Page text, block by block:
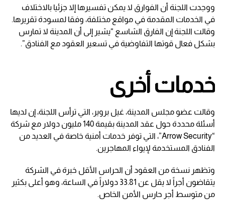
ووجدت اللجنة أن الفوارق لا يمكن تفسيرها إلا جزئيا بالاختلاف
في الخدمات المقدمة في مواقع مختلفة، وفقا لمسودة تقريرها.
وقالت اللجنة إن الفارق الشاسع “يشير إلى أن المدينة لا تمارس
بشكل فعال قوتها التفاوضية في تسعير العقود مع الفنادق”.
خدمات أخرى
وقالت عضو مجلس المدينة، غيل بروير، التي ترأس اللجنة، إن لديها
أسئلة محددة حول عقد المدينة بقيمة 140 مليون دولار مع شركة
“Arrow Security”، التي توفر خدمات أمنية خاصة في العديد من
الفنادق المستخدمة لإيواء المهاجرين.
وتظهر نسخة من العقود أن الحراس الأقل خبرة في الشركة
يتقاضون أجراً لا يقل عن 33.81 دولاراً في الساعة، وهو أعلى بكثير
من متوسط أجر حارس الأمن الخاص.